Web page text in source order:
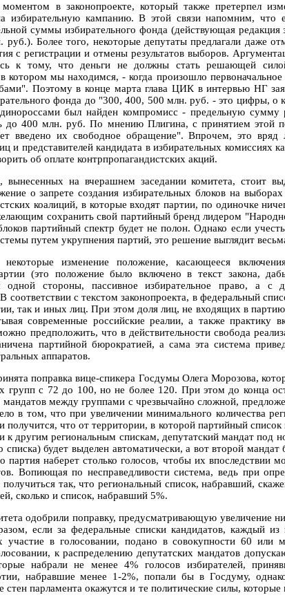
в законопроекте, который также претерпел
избирательную кампанию. В этой связи напомним, что
суммы избирательного фонда (действующая редакция
Более того, некоторые депутаты предлагали даже
с регистрации и отмены результатов выборов.
к тому, что деньги не должны стать решающей
котором мы находимся, - когда произошло
Поэтому в конце марта глава ЦИК в интервью НГ
фонда до "300, 400, 500 млн. руб. - это цифры, о
был найден компромисс - предельную сумму
до 400 млн. руб. По мнению Плигина, с принятием этой
введено их свободное обращение". Впрочем, это вряд
и представителей кандидата в избирательных комиссиях
об оплате контрпропагандистских акций.
на вчерашнем заседании комитета, стоит
о запрете создания избирательных блоков на
коалиций, в которые входят партии, по одиночке
сохранить свой партийный бренд лидером
партийный спектр будет не полон. Однако если
путем укрупнения партий, это решение выглядит
некоторые изменение положение, касающееся
(это положение было включено в текст закона,
стороны, пассивное избирательное право, а с
соответствии с текстом законопроекта, в федеральный
так и иных лиц. При этом доля лиц, не входящих в
современные российские реалии, а также практику
предположить, что в действительности свобода
партийной бюрократией, а сама эта система
аппаратов.
поправка вице-спикера Госдумы Олега Морозова,
групп с 72 до 100, но не более 120. При этом до конца
мандатов между группами с чрезвычайно сложной,
в том, что при увеличении минимального количества
получится, что от территории, в которой партийный список
к другим региональным спискам, депутатский мандат под
списка) будет выделен автоматически, а вот второй
партия наберет столько голосов, чтобы их впоследствии
Вопиющая по несправедливости система, ведь при
так, что региональный список, набравший,
сколько и список, набравший 5%.
одобрили поправку, предусматривающую увеличение
если за федеральные списки кандидатов, каждый из
участие в голосовании, подано в совокупности 60 или
к распределению депутатских мандатов
набрали не менее 4% голосов избирателей,
набравшие менее 1-2%, попали бы в Госдуму,
стен парламента окажутся и те политические силы,